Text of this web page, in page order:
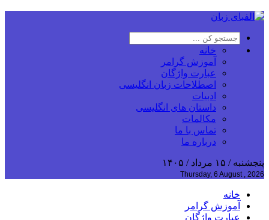
خانه
آموزش گرامر
عبارت واژگان
اصطلاحات زبان انگلیسی
ادبیات
داستان های انگلیسی
مکالمات
تماس با ما
درباره ما
پنجشنبه / ۱۵ مرداد / ۱۴۰۵
Thursday, 6 August , 2026
خانه
آموزش گرامر
عبارت واژگان